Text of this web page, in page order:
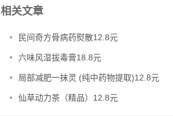
相关文章
• 民间奇方骨病药熨散12.8元
• 六味风湿拔毒膏18.8元
• 局部减肥一抹灵 (纯中药物提取)12.8元
• 仙草动力茶（精品）12.8元